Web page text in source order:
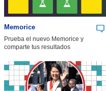
Memorice
Prueba el nuevo Memorice y
comparte tus resultados